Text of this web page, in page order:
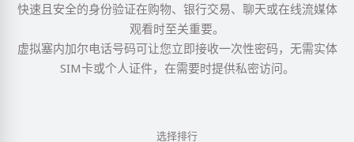
快速且安全的身份验证在购物、银行交易、聊天或在线流媒体
观看时至关重要。
虚拟塞内加尔电话号码可让您立即接收一次性密码，无需实体
SIM卡或个人证件，在需要时提供私密访问。
选择排行